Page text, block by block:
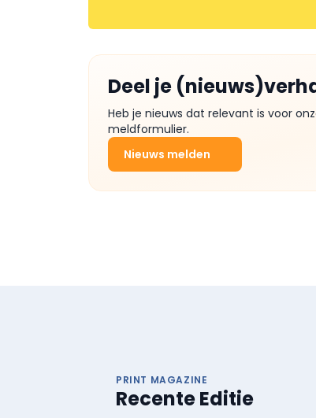
Deel je
Heb je nieuws dat relevant is voor
meldformulier.
Nieuws melden
PRINT MAGAZINE
Recente Editie